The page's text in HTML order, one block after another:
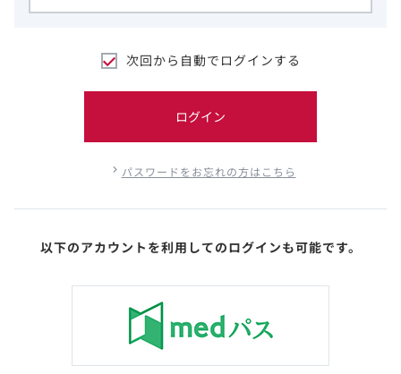
次回から自動でログインする
ログイン
パスワードをお忘れの方はこちら
以下のアカウントを利用してのログインも可能です。